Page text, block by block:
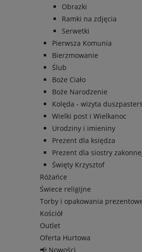
Obrazki
Ramki na zdjęcia
Serwetki
Pierwsza Komunia
Bierzmowanie
Ślub
Boże Ciało
Boże Narodzenie
Kolęda - wizyta
Wielki post i Wielkanoc
Urodziny i imieniny
Prezent dla księdza
Prezent dla siostry
Święty Krzysztof
Różańce
Świece religijne
Torby i opakowania
Kościół
Outlet
Oferta Hurtowa
📢 Nowości